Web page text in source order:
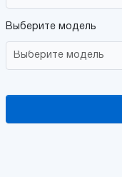
Выберите модель